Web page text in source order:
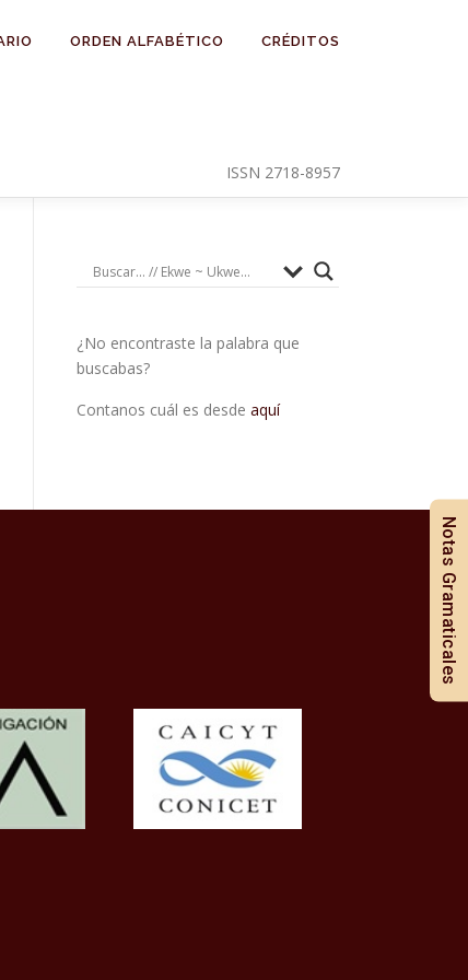
ORDEN ALFABÉTICO CRÉDITOS
ISSN 2718-8957
¿No encontraste la palabra que
buscabas?
Contanos cuál es desde aquí
Notas Gramaticales